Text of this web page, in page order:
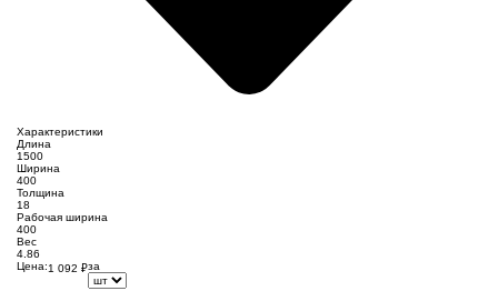
Характеристики
Длина
1500
Ширина
400
Толщина
18
Рабочая ширина
400
Вес
4.86
Цена:1 092 ₽за